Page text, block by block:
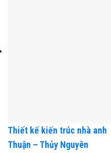
Thiết kế kiến trúc nhà anh
Thuận – Thủy Nguyên